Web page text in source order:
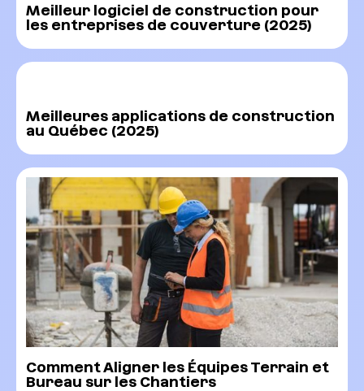
Meilleur logiciel de construction pour
les entreprises de couverture (2025)
Meilleures applications de construction
au Québec (2025)
Comment Aligner les Équipes Terrain et
Bureau sur les Chantiers